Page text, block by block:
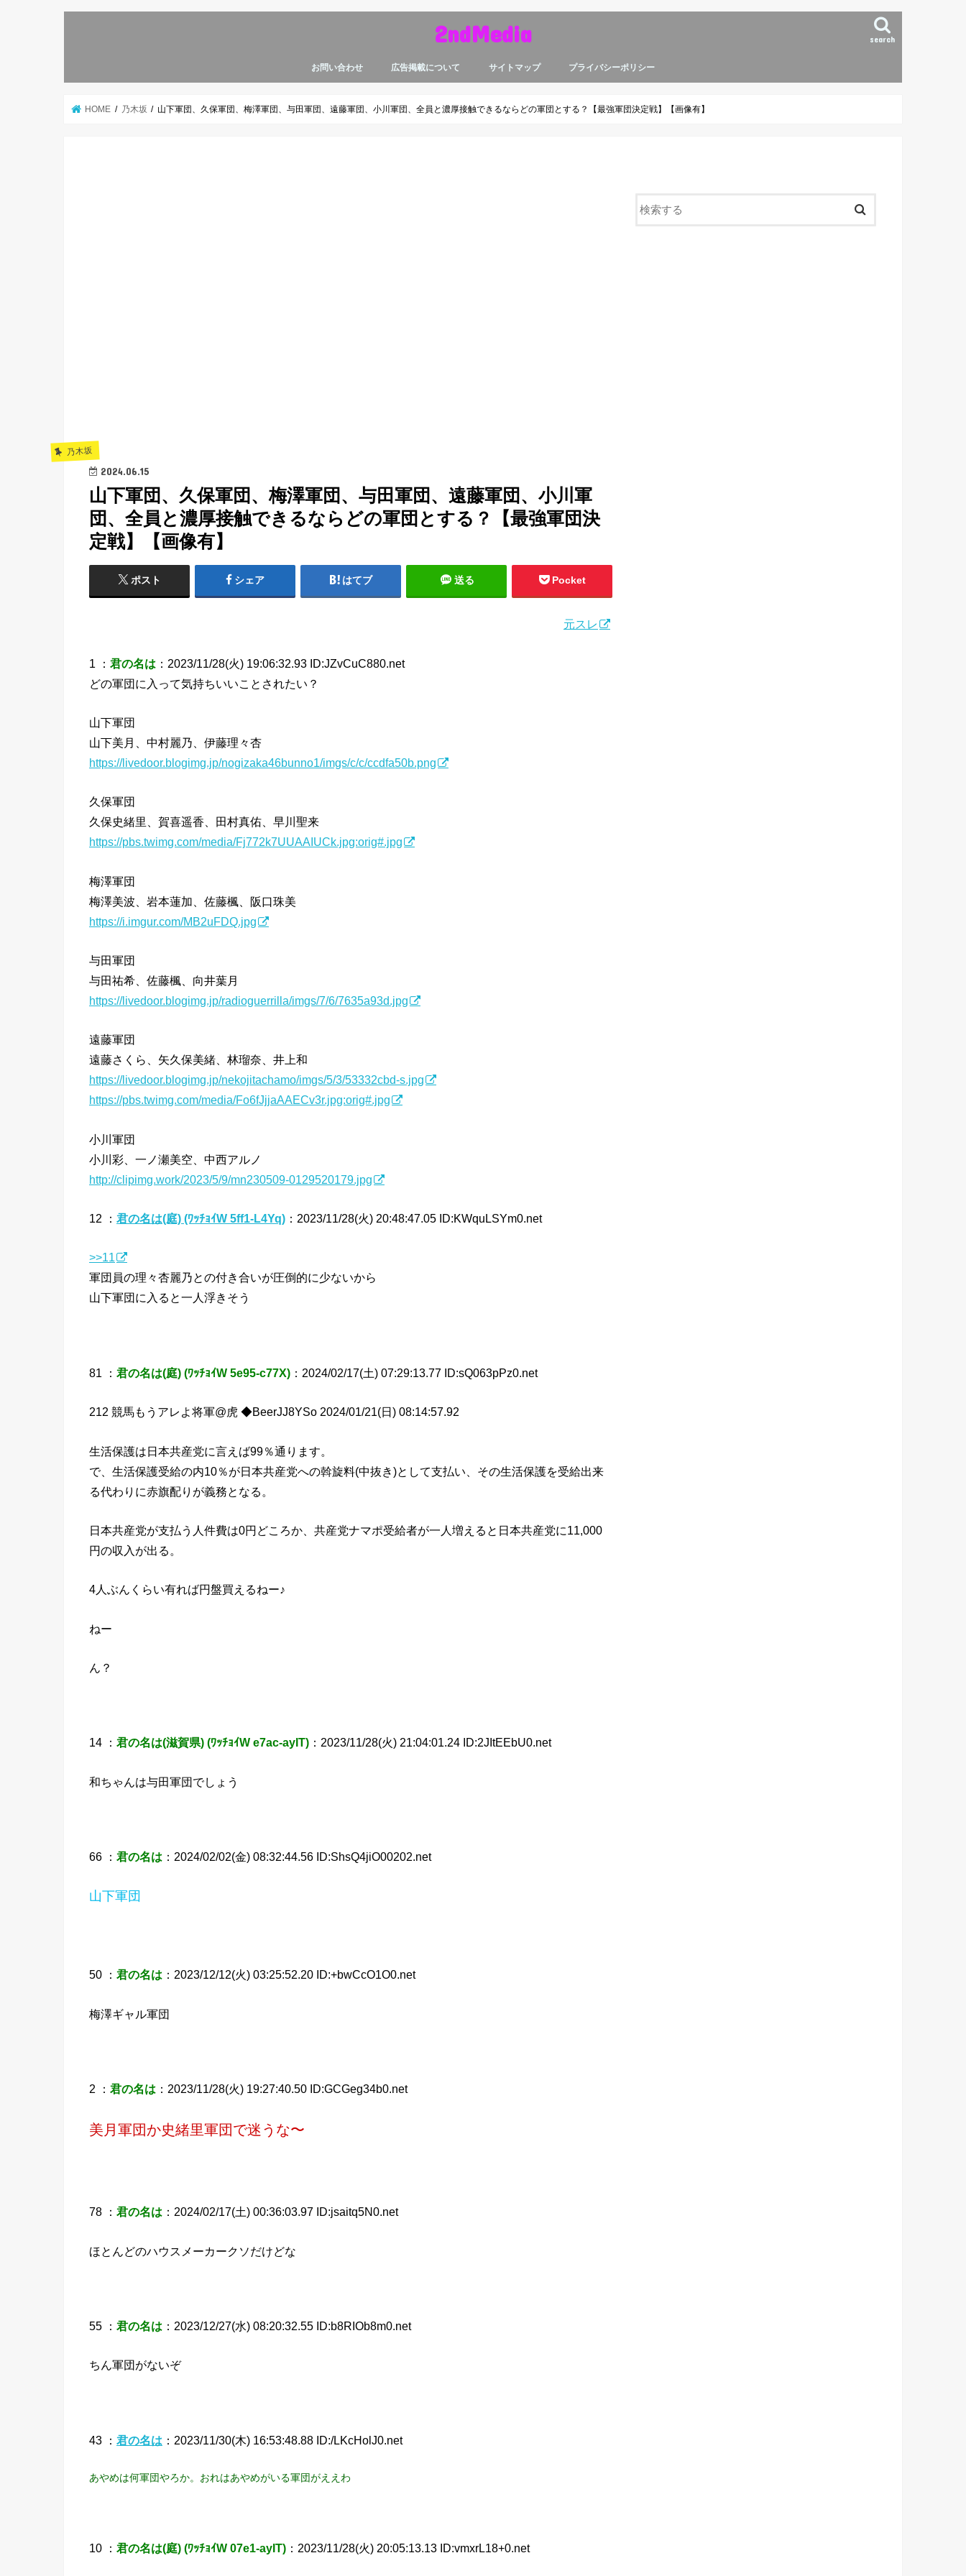
2ndMedia search
お問い合わせ 広告掲載について サイトマップ プライバシーポリシー
HOME 乃木坂 山下軍団、久保軍団、梅澤軍団、与田軍団、遠藤軍団、小川軍団、全員と濃厚接触できるならどの軍団とする？【最強軍団決定戦】【画像有】
乃木坂
2024.06.15
山下軍団、久保軍団、梅澤軍団、与田軍団、遠藤軍団、小川軍
団、全員と濃厚接触できるならどの軍団とする？【最強軍団決
定戦】【画像有】
ポスト シェア はてブ 送る Pocket
元スレ
1 ： 君の名は ：2023/11/28(火) 19:06:32.93 ID:JZvCuC880.net
どの軍団に入って気持ちいいことされたい？
山下軍団
山下美月、中村麗乃、伊藤理々杏
https://livedoor.blogimg.jp/nogizaka46bunno1/imgs/c/c/ccdfa50b.png
久保軍団
久保史緒里、賀喜遥香、田村真佑、早川聖来
https://pbs.twimg.com/media/Fj772k7UUAAIUCk.jpg:orig#.jpg
梅澤軍団
梅澤美波、岩本蓮加、佐藤楓、阪口珠美
https://i.imgur.com/MB2uFDQ.jpg
与田軍団
与田祐希、佐藤楓、向井葉月
https://livedoor.blogimg.jp/radioguerrilla/imgs/7/6/7635a93d.jpg
遠藤軍団
遠藤さくら、矢久保美緒、林瑠奈、井上和
https://livedoor.blogimg.jp/nekojitachamo/imgs/5/3/53332cbd-s.jpg
https://pbs.twimg.com/media/Fo6fJjjaAAECv3r.jpg:orig#.jpg
小川軍団
小川彩、一ノ瀬美空、中西アルノ
http://clipimg.work/2023/5/9/mn230509-0129520179.jpg
12 ： 君の名は(庭) (ﾜｯﾁｮｲW 5ff1-L4Yq) ：2023/11/28(火) 20:48:47.05 ID:KWquLSYm0.net
>>11
軍団員の理々杏麗乃との付き合いが圧倒的に少ないから
山下軍団に入ると一人浮きそう
81 ： 君の名は(庭) (ﾜｯﾁｮｲW 5e95-c77X) ：2024/02/17(土) 07:29:13.77 ID:sQ063pPz0.net
212 競馬もうアレよ将軍@虎 ◆BeerJJ8YSo 2024/01/21(日) 08:14:57.92
生活保護は日本共産党に言えば99％通ります。
で、生活保護受給の内10％が日本共産党への斡旋料(中抜き)として支払い、その生活保護を受給出来
る代わりに赤旗配りが義務となる。
日本共産党が支払う人件費は0円どころか、共産党ナマポ受給者が一人増えると日本共産党に11,000
円の収入が出る。
4人ぶんくらい有れば円盤買えるねー♪
ねー
ん？
14 ： 君の名は(滋賀県) (ﾜｯﾁｮｲW e7ac-ayIT) ：2023/11/28(火) 21:04:01.24 ID:2JItEEbU0.net
和ちゃんは与田軍団でしょう
66 ： 君の名は ：2024/02/02(金) 08:32:44.56 ID:ShsQ4jiO00202.net
山下軍団
50 ： 君の名は ：2023/12/12(火) 03:25:52.20 ID:+bwCcO1O0.net
梅澤ギャル軍団
2 ： 君の名は ：2023/11/28(火) 19:27:40.50 ID:GCGeg34b0.net
美月軍団か史緒里軍団で迷うな〜
78 ： 君の名は ：2024/02/17(土) 00:36:03.97 ID:jsaitq5N0.net
ほとんどのハウスメーカークソだけどな
55 ： 君の名は ：2023/12/27(水) 08:20:32.55 ID:b8RIOb8m0.net
ちん軍団がないぞ
43 ： 君の名は ：2023/11/30(木) 16:53:48.88 ID:/LKcHolJ0.net
あやめは何軍団やろか。おれはあやめがいる軍団がええわ
10 ： 君の名は(庭) (ﾜｯﾁｮｲW 07e1-ayIT) ：2023/11/28(火) 20:05:13.13 ID:vmxrL18+0.net